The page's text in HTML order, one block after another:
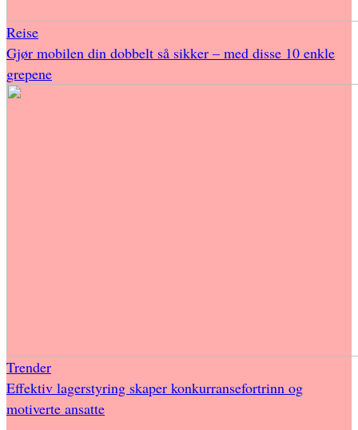
Reise
Gjør mobilen din dobbelt så sikker – med disse 10 enkle
grepene
Trender
Effektiv lagerstyring skaper konkurransefortrinn og
motiverte ansatte